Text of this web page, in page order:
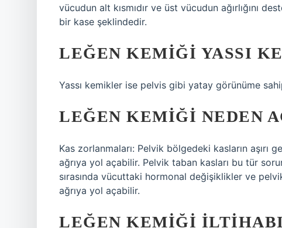
vücudun alt kısmıdır ve üst vücudun ağırlığını
bir kase şeklindedir.
LEĞEN KEMIĞI YASSI
Yassı kemikler ise pelvis gibi yatay görünüme
LEĞEN KEMIĞI NEDEN
Kas zorlanmaları: Pelvik bölgedeki kasların aşırı
ağrıya yol açabilir. Pelvik taban kasları bu tür
sırasında vücuttaki hormonal değişiklikler ve
ağrıya yol açabilir.
LEĞEN KEMIĞI ILTIHABI